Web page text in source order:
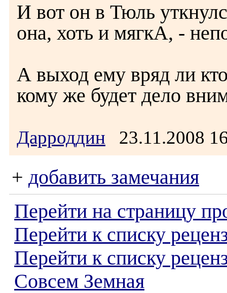
И вот он в Тюль
она, хоть и мягкА, -
А выход ему вряд ли
кому же будет дело
Дарроддин 23.11.2008
+ добавить замечания
Перейти на страницу
Перейти к списку
Перейти к списку
Совсем Земная